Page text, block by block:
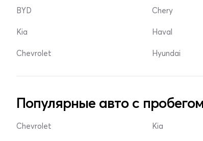
BYD
Kia
Chevrolet
Chery
Haval
Hyundai
Популярные авто с
Chevrolet Kia